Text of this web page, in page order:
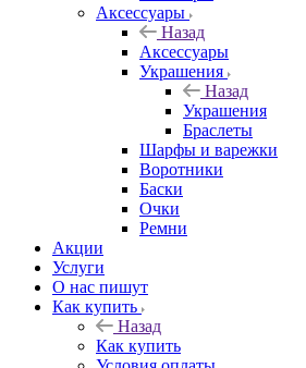
Аксессуары
Назад
Аксессуары
Украшения
Назад
Украшения
Браслеты
Шарфы и варежки
Воротники
Баски
Очки
Ремни
Акции
Услуги
О нас пишут
Как купить
Назад
Как купить